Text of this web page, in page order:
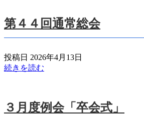
第４４回通常総会
投稿日 2026年4月13日
続きを読む
３月度例会「卒会式」